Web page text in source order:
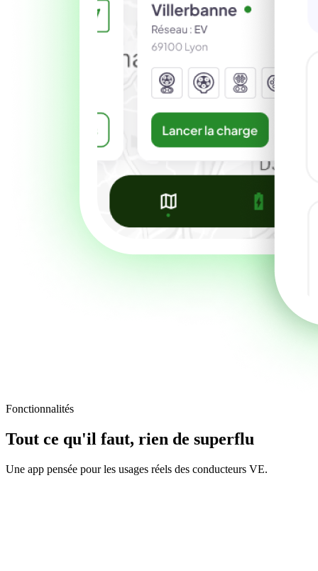
Fonctionnalités
Tout ce qu'il faut, rien de superflu
Une app pensée pour les usages réels des conducteurs VE.